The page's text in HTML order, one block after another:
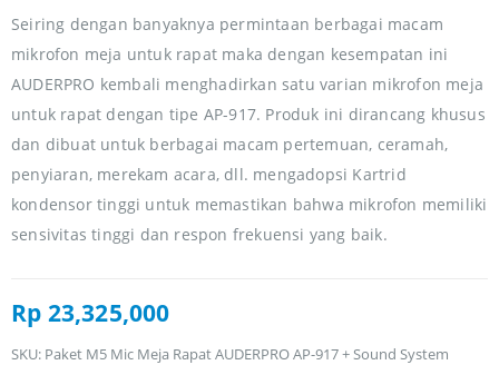
Seiring dengan banyaknya permintaan berbagai macam
mikrofon meja untuk rapat maka dengan kesempatan ini
AUDERPRO kembali menghadirkan satu varian mikrofon meja
untuk rapat dengan tipe AP-917. Produk ini dirancang khusus
dan dibuat untuk berbagai macam pertemuan, ceramah,
penyiaran, merekam acara, dll. mengadopsi Kartrid
kondensor tinggi untuk memastikan bahwa mikrofon memiliki
sensivitas tinggi dan respon frekuensi yang baik.
Rp 23,325,000
SKU: Paket M5 Mic Meja Rapat AUDERPRO AP-917 + Sound System